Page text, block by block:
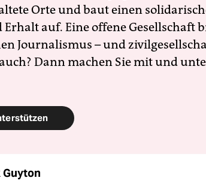
Orte und baut einen
Erhalt auf. Eine offene Gesellschaft
Journalismus – und
Dann machen Sie mit und